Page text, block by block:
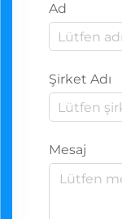
Ad
Şirket Adı
Mesaj